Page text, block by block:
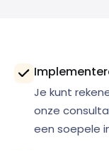
Je kunt
onze
een soepele